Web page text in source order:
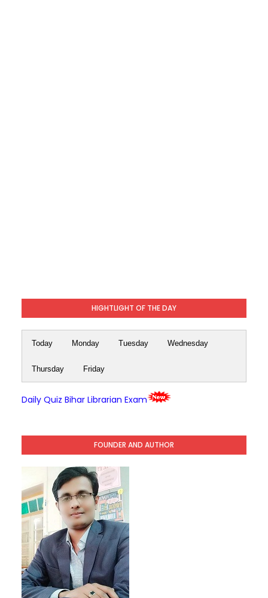
HIGHTLIGHT OF THE DAY
Today Monday Tuesday Wednesday
Thursday Friday
Daily Quiz Bihar Librarian Exam
FOUNDER AND AUTHOR